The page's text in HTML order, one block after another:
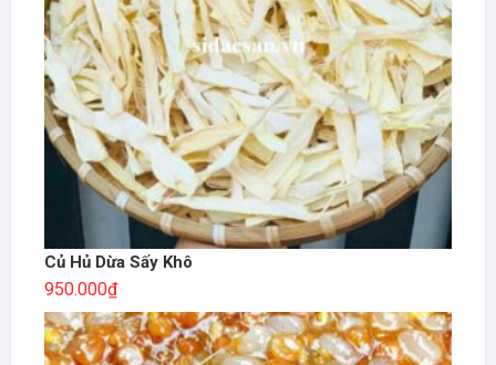
Củ Hủ Dừa Sấy Khô
950.000₫